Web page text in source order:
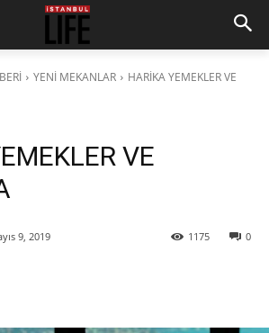
YENİ MEKANLAR
HARİKA YEMEKLER VE
VE
9, 2019 0
1175